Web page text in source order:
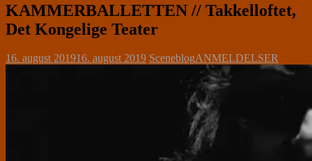
KAMMERBALLETTEN // Takkelloftet,
Det Kongelige Teater
16. august 201916. august 2019 SceneblogANMELDELSER